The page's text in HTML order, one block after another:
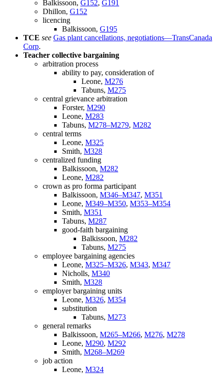
Balkissoon, G152, G191
Dhillon, G152
licencing
Balkissoon, G195
TCE see Gas plant cancellations, negotiations—TransCanada
Corp.
Teacher collective bargaining
arbitration process
ability to pay, consideration of
Leone, M276
Tabuns, M275
central grievance arbitration
Forster, M290
Leone, M283
Tabuns, M278–M279, M282
central terms
Leone, M325
Smith, M328
centralized funding
Balkissoon, M282
Leone, M282
crown as pro forma participant
Balkissoon, M346–M347, M351
Leone, M349–M350, M353–M354
Smith, M351
Tabuns, M287
good-faith bargaining
Balkissoon, M282
Tabuns, M275
employee bargaining agencies
Leone, M325–M326, M343, M347
Nicholls, M340
Smith, M328
employer bargaining units
Leone, M326, M354
substitution
Tabuns, M273
general remarks
Balkissoon, M265–M266, M276, M278
Leone, M290, M292
Smith, M268–M269
job action
Leone, M324